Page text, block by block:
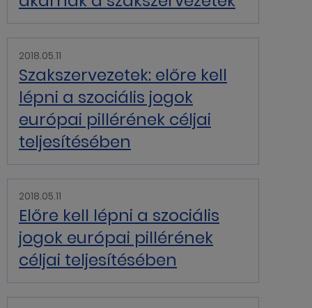
2018.05.11
Szakszervezetek: előre kell
lépni a szociális jogok
európai pillérének céljai
teljesítésében
2018.05.11
Előre kell lépni a szociális
jogok európai pillérének
céljai teljesítésében